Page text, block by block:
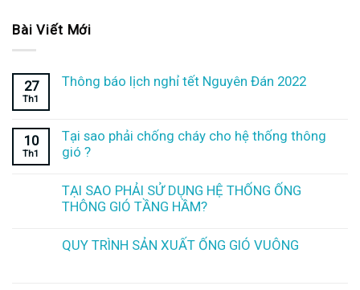
Bài Viết Mới
27
Th1
Thông báo lịch nghỉ tết Nguyên Đán 2022
10
Th1
Tại sao phải chống cháy cho hệ thống thông
gió ?
TẠI SAO PHẢI SỬ DỤNG HỆ THỐNG ỐNG
THÔNG GIÓ TẦNG HẦM?
QUY TRÌNH SẢN XUẤT ỐNG GIÓ VUÔNG